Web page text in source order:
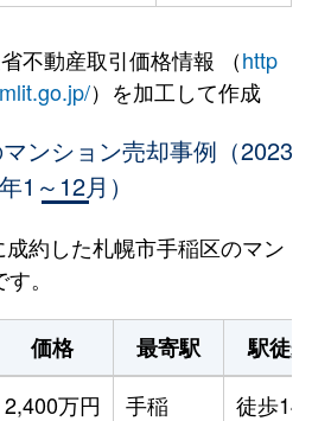
不動産取引価格情報 （http
）を加工して作成
ンション売却事例（2023
年1～12月）
約した札幌市手稲区のマン
。
価格 最寄駅
駅徒歩
2,400万円 手稲
徒歩14分